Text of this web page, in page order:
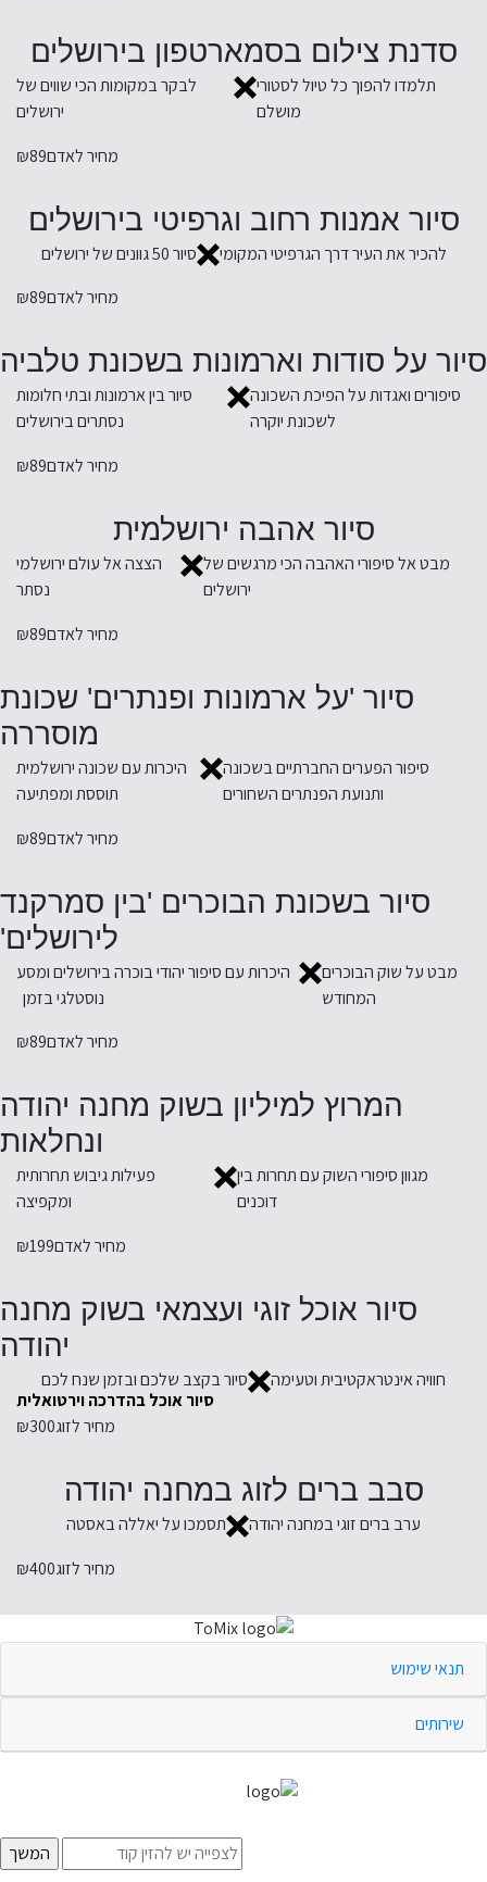
סדנת צילום בסמארטפון בירושלים
תלמדו להפוך כל טיול לסטורי
מושלם
לבקר במקומות הכי שווים של
ירושלים
מחיר לאדם₪89
סיור אמנות רחוב וגרפיטי בירושלים
להכיר את העיר דרך הגרפיטי המקומי
סיור 50 גוונים של ירושלים
מחיר לאדם₪89
סיור על סודות וארמונות בשכונת טלביה
סיפורים ואגדות על הפיכת השכונה
לשכונת יוקרה
סיור בין ארמונות ובתי חלומות
נסתרים בירושלים
מחיר לאדם₪89
סיור אהבה ירושלמית
מבט אל סיפורי האהבה הכי מרגשים של
ירושלים
הצצה אל עולם ירושלמי
נסתר
מחיר לאדם₪89
סיור 'על ארמונות ופנתרים' שכונת
מוסררה
סיפור הפערים החברתיים בשכונה
ותנועת הפנתרים השחורים
היכרות עם שכונה ירושלמית
תוססת ומפתיעה
מחיר לאדם₪89
סיור בשכונת הבוכרים 'בין סמרקנד
לירושלים'
מבט על שוק הבוכרים
המחודש
היכרות עם סיפור יהודי בוכרה בירושלים ומסע
נוסטלגי בזמן
מחיר לאדם₪89
המרוץ למיליון בשוק מחנה יהודה
ונחלאות
מגוון סיפורי השוק עם תחרות בין
דוכנים
פעילות גיבוש תחרותית
ומקפיצה
מחיר לאדם₪199
סיור אוכל זוגי ועצמאי בשוק מחנה
יהודה
חוויה אינטראקטיבית וטעימה
סיור בקצב שלכם ובזמן שנח לכם
סיור אוכל בהדרכה וירטואלית
מחיר לזוג₪300
סבב ברים לזוג במחנה יהודה
ערב ברים זוגי במחנה יהודה
תסמכו על יאללה באסטה
מחיר לזוג₪400
תנאי שימוש
שירותים